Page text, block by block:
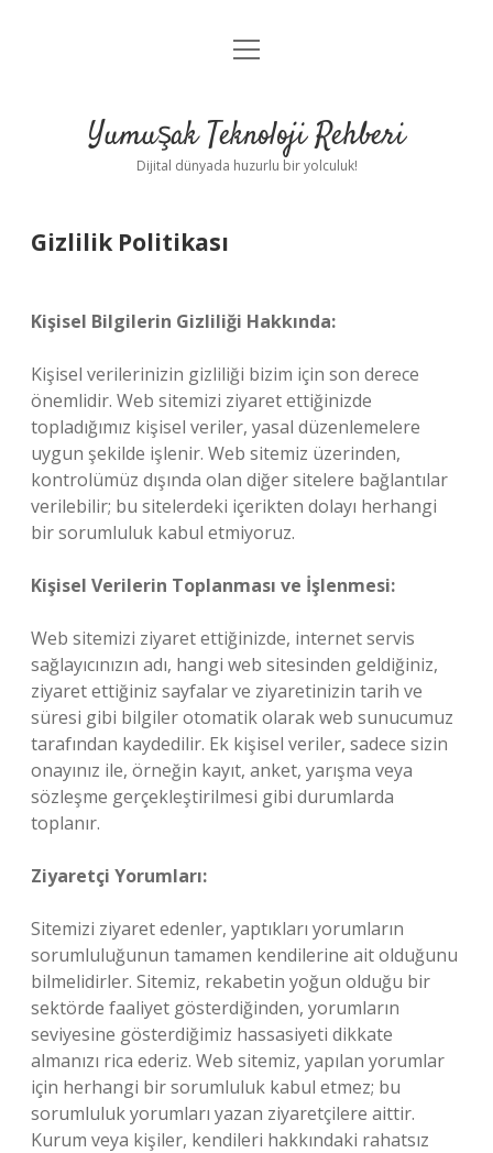
Anasayfa
Yasal Uyarı
menüyü
Yumuşak Teknoloji Rehberi
Dijital dünyada huzurlu bir yolculuk!
Gizlilik Politikası
Kişisel Bilgilerin Gizliliği Hakkında:
Kişisel verilerinizin gizliliği bizim için son derece
önemlidir. Web sitemizi ziyaret ettiğinizde
topladığımız kişisel veriler, yasal düzenlemelere
uygun şekilde işlenir. Web sitemiz üzerinden,
kontrolümüz dışında olan diğer sitelere bağlantılar
verilebilir; bu sitelerdeki içerikten dolayı herhangi
bir sorumluluk kabul etmiyoruz.
Kişisel Verilerin Toplanması ve İşlenmesi:
Web sitemizi ziyaret ettiğinizde, internet servis
sağlayıcınızın adı, hangi web sitesinden geldiğiniz,
ziyaret ettiğiniz sayfalar ve ziyaretinizin tarih ve
süresi gibi bilgiler otomatik olarak web sunucumuz
tarafından kaydedilir. Ek kişisel veriler, sadece sizin
onayınız ile, örneğin kayıt, anket, yarışma veya
sözleşme gerçekleştirilmesi gibi durumlarda
toplanır.
Ziyaretçi Yorumları:
Sitemizi ziyaret edenler, yaptıkları yorumların
sorumluluğunun tamamen kendilerine ait olduğunu
bilmelidirler. Sitemiz, rekabetin yoğun olduğu bir
sektörde faaliyet gösterdiğinden, yorumların
seviyesine gösterdiğimiz hassasiyeti dikkate
almanızı rica ederiz. Web sitemiz, yapılan yorumlar
için herhangi bir sorumluluk kabul etmez; bu
sorumluluk yorumları yazan ziyaretçilere aittir.
Kurum veya kişiler, kendileri hakkındaki rahatsız